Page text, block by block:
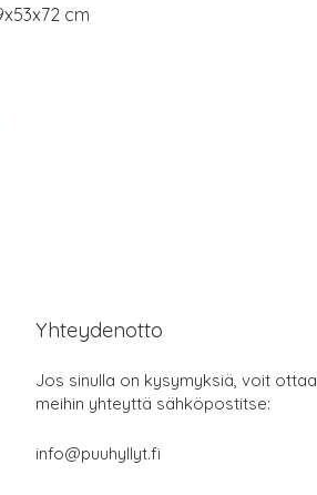
cm
Yhteydenotto
Jos sinulla on kysymyksiä, voit ottaa
meihin yhteyttä sähköpostitse:
info@puuhyllyt.fi